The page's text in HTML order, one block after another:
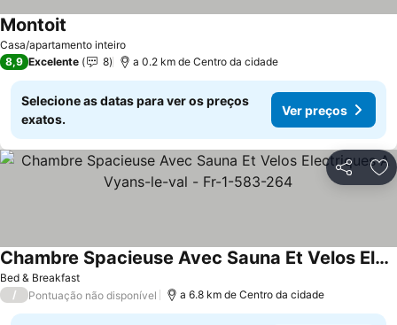
Casa/apartamento inteiro
Montoit
8,9 Excelente 8 a 0.2 km de Centro da cidade
Selecione as datas para ver os preços
exatos.
Ver preços
Partilhar
Bed & Breakfast
Chambre Spacieuse Avec Sauna Et Velos Electriques A Vyans-le-val - Fr-1-583-264
Ver preços
/ Pontuação não disponível a 6.8 km de Centro da cidade